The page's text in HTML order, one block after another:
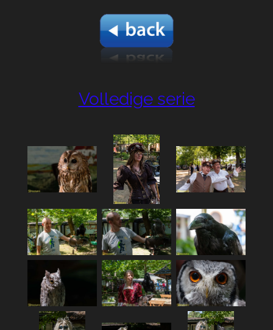
Volledige serie